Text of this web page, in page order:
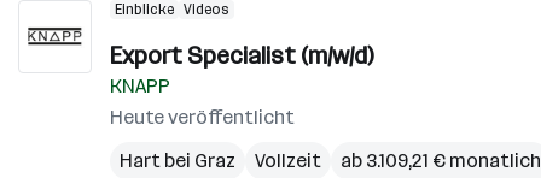
Einblicke Videos
Export Specialist (m/w/d)
KNAPP
Heute veröffentlicht
Hart bei Graz
Vollzeit ab 3.109,21 € monatlich